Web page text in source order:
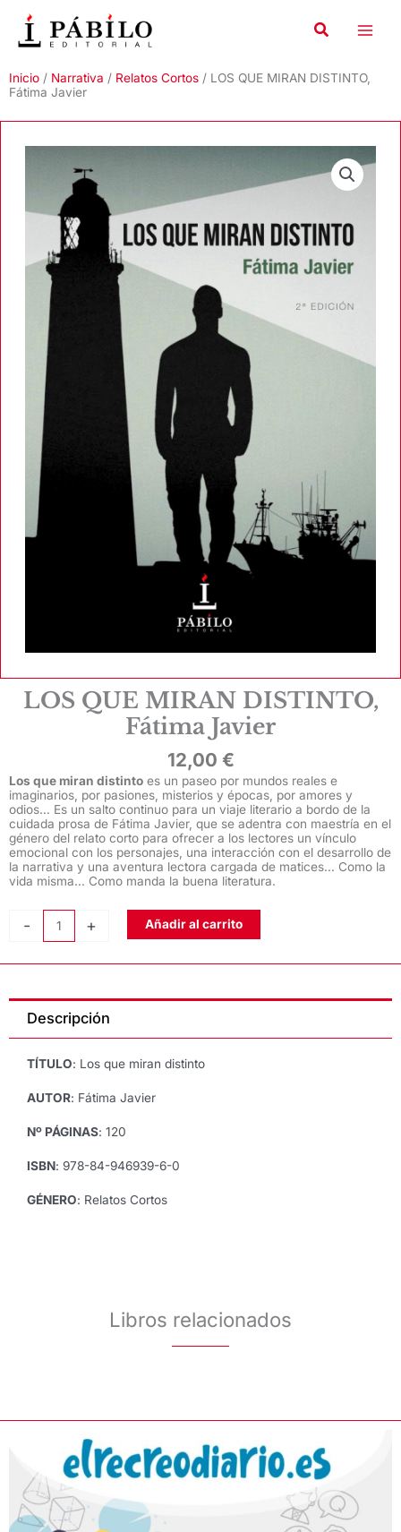
contenido
Inicio / Narrativa / Relatos Cortos / LOS QUE MIRAN DISTINTO,
Fátima Javier
LOS QUE MIRAN DISTINTO,
Fátima Javier
12,00 €
Los que miran distinto es un paseo por mundos reales e
imaginarios, por pasiones, misterios y épocas, por amores y
odios… Es un salto continuo para un viaje literario a bordo de la
cuidada prosa de Fátima Javier, que se adentra con maestría en el
género del relato corto para ofrecer a los lectores un vínculo
emocional con los personajes, una interacción con el desarrollo de
la narrativa y una aventura lectora cargada de matices… Como la
vida misma… Como manda la buena literatura.
-
Fátima
Javier
cantidad
+ Añadir al carrito
Descripción
TÍTULO: Los que miran distinto
AUTOR: Fátima Javier
Nº PÁGINAS: 120
ISBN: 978-84-946939-6-0
GÉNERO: Relatos Cortos
Libros relacionados